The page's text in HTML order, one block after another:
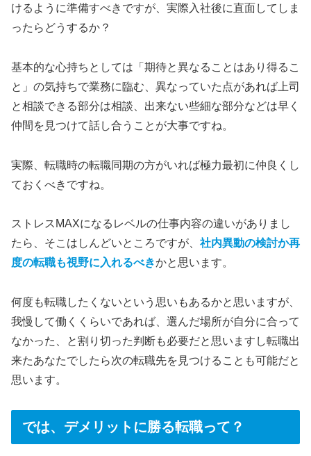
けるように準備すべきですが、実際入社後に直面してしま
ったらどうするか？
基本的な心持ちとしては「期待と異なることはあり得るこ
と」の気持ちで業務に臨む、異なっていた点があれば上司
と相談できる部分は相談、出来ない些細な部分などは早く
仲間を見つけて話し合うことが大事ですね。
実際、転職時の転職同期の方がいれば極力最初に仲良くし
ておくべきですね。
ストレスMAXになるレベルの仕事内容の違いがありまし
たら、そこはしんどいところですが、 社内異動の検討か再
度の転職も視野に入れるべきかと思います。
何度も転職したくないという思いもあるかと思いますが、
我慢して働くくらいであれば、選んだ場所が自分に合って
なかった、と割り切った判断も必要だと思いますし転職出
来たあなたでしたら次の転職先を見つけることも可能だと
思います。
では、デメリットに勝る転職って？